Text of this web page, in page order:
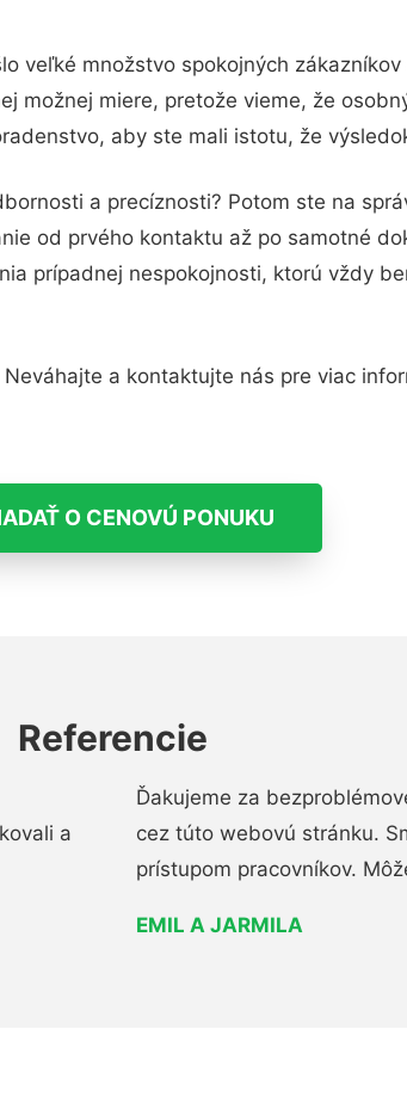
veľké množstvo spokojných
možnej miere, pretože vieme, že
aby ste mali istotu, že
a precíznosti? Potom ste na
od prvého kontaktu až po samotné
prípadnej nespokojnosti, ktorú vždy
a kontaktujte nás pre viac
O CENOVÚ PONUKU
Referencie
a
Ďakujeme za
cez túto webovú stránku.
prístupom pracovníkov.
EMIL A JARMILA